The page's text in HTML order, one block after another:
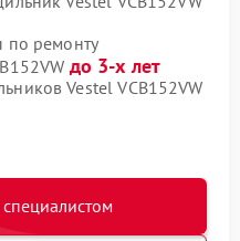
по ремонту
до 3-х лет
Vestel VCB152VW